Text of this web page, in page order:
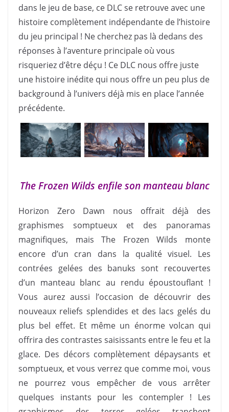
dans le jeu de base, ce DLC se retrouve avec une
histoire complètement indépendante de l’histoire
du jeu principal ! Ne cherchez pas là dedans des
réponses à l’aventure principale où vous
risqueriez d’être déçu ! Ce DLC nous offre juste
une histoire inédite qui nous offre un peu plus de
background à l’univers déjà mis en place l’année
précédente.
The Frozen Wilds enfile son manteau blanc
Horizon Zero Dawn nous offrait déjà des
graphismes somptueux et des panoramas
magnifiques, mais The Frozen Wilds monte
encore d’un cran dans la qualité visuel. Les
contrées gelées des banuks sont recouvertes
d’un manteau blanc au rendu époustouflant !
Vous aurez aussi l’occasion de découvrir des
nouveaux reliefs splendides et des lacs gelés du
plus bel effet. Et même un énorme volcan qui
offrira des contrastes saisissants entre le feu et la
glace. Des décors complètement dépaysants et
somptueux, et vous verrez que comme moi, vous
ne pourrez vous empêcher de vous arrêter
quelques instants pour les contempler ! Les